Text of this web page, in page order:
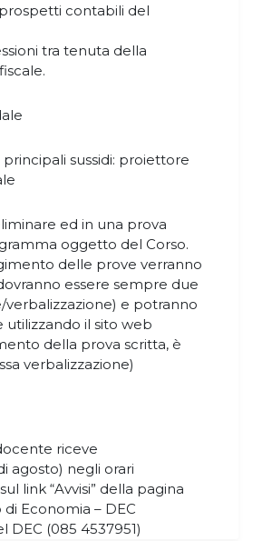
contabili del
tra tenuta della
sussidi: proiettore
ed in una prova
oggetto del Corso.
delle prove verranno
essere sempre due
e potranno
il sito web
della prova scritta, è
verbalizzazione)
riceve
agosto) negli orari
link “Avvisi” della pagina
Economia – DEC
DEC (085 4537951)